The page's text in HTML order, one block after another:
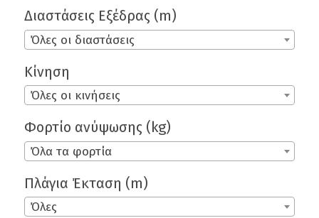
Διαστάσεις Εξέδρας (m)
Όλες οι διαστάσεις
Κίνηση
Όλες οι κινήσεις
Φορτίο ανύψωσης (kg)
Όλα τα φορτία
Πλάγια Έκταση (m)
Όλες